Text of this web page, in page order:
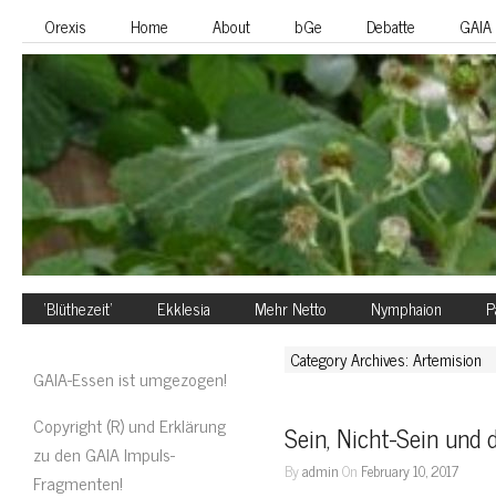
Orexis Home About bGe Debatte GAIA
‘Blüthezeit’ Ekklesia Mehr Netto Nymphaion
GAIA-Essen ist umgezogen!
Copyright (R) und Erklärung
zu den GAIA Impuls-
Fragmenten!
Category Archives: Artemision
Sein, Nicht-Sein und
ByadminOn February 10, 2017